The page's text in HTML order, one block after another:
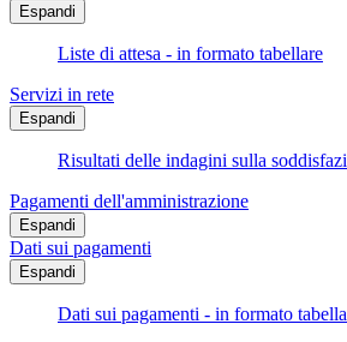
Espandi
Liste di attesa - in formato tabellare
Servizi in rete
Espandi
Risultati delle indagini sulla
Pagamenti dell'amministrazione
Espandi
Dati sui pagamenti
Espandi
Dati sui pagamenti - in formato